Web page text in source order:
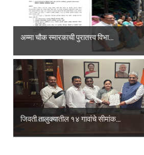
अम्मा चौक स्मारकाची पुरातत्त्व विभा...
जिवती तालुक्यातील १४ गावांचे सीमांक...